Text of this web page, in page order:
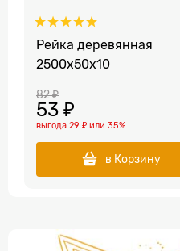
Рейка деревянная
2500x50х10
82 ₽
53 ₽
выгода 29 ₽ или 35%
в Корзину